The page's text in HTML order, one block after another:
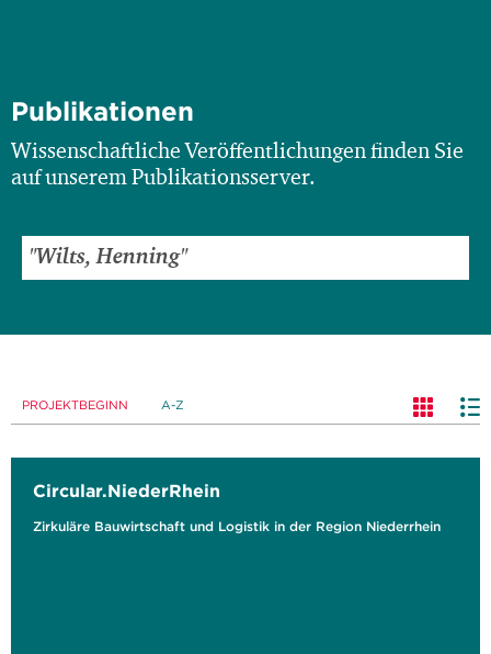
Publikationen
Wissenschaftliche Veröffentlichungen finden Sie
auf unserem Publikationsserver.
PROJEKTBEGINN A-Z
Circular.NiederRhein
Zirkuläre Bauwirtschaft und Logistik in der Region Niederrhein